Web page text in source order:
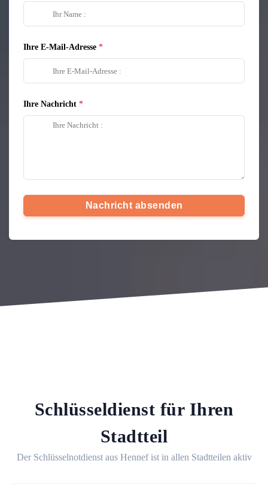
Ihre E-Mail-Adresse
Ihre Nachricht
Nachricht absenden
Schlüsseldienst für Ihren
Stadtteil
Der Schlüsselnotdienst aus Hennef ist in allen Stadtteilen aktiv